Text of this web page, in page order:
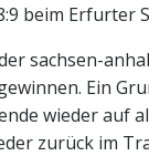
beim Erfurter
sachsen-
Ein
wieder auf
zurück im